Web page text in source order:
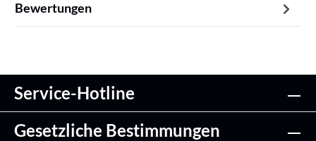
Bewertungen
Service-Hotline
Gesetzliche Bestimmungen